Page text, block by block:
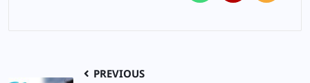
PREVIOUS